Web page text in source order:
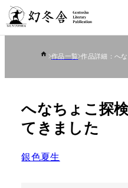
作品一覧 作品詳細：へ
へなちょこ探
てきました
銀色夏生